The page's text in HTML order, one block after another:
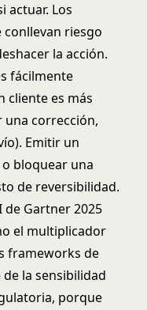
actuar. Los
conllevan riesgo
la acción.
fácilmente
cliente es más
corrección,
Emitir un
bloquear una
de reversibilidad.
de Gartner 2025
el multiplicador
frameworks de
la sensibilidad
porque